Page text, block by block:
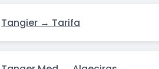
Tangier → Tarifa